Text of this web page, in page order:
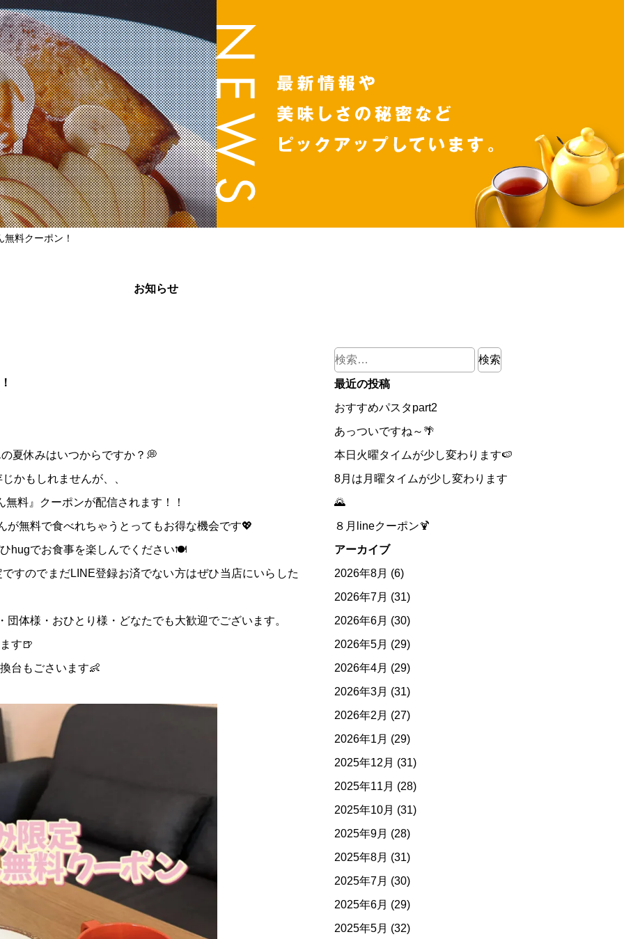
料クーポン！
お知らせ
夏休みはいつからですか？💭
かもしれませんが、、
料』クーポンが配信されます！！
が無料で食べれちゃうとってもお得な機会です💖
hugでお食事を楽しんでください🍽
すのでまだLINE登録お済でない方はぜひ当店にいらした
体様・おひとり様・どなたでも大歓迎でございます。
す🍺
台もごさいます👶
検
索:
最近の投稿
おすすめパスタpart2
あっついですね～🌴
本日火曜タイムが少し変わります🍉
8月は月曜タイムが少し変わります
🌄
８月lineクーポン🍹
アーカイブ
2026年8月 (6)
2026年7月 (31)
2026年6月 (30)
2026年5月 (29)
2026年4月 (29)
2026年3月 (31)
2026年2月 (27)
2026年1月 (29)
2025年12月 (31)
2025年11月 (28)
2025年10月 (31)
2025年9月 (28)
2025年8月 (31)
2025年7月 (30)
2025年6月 (29)
2025年5月 (32)